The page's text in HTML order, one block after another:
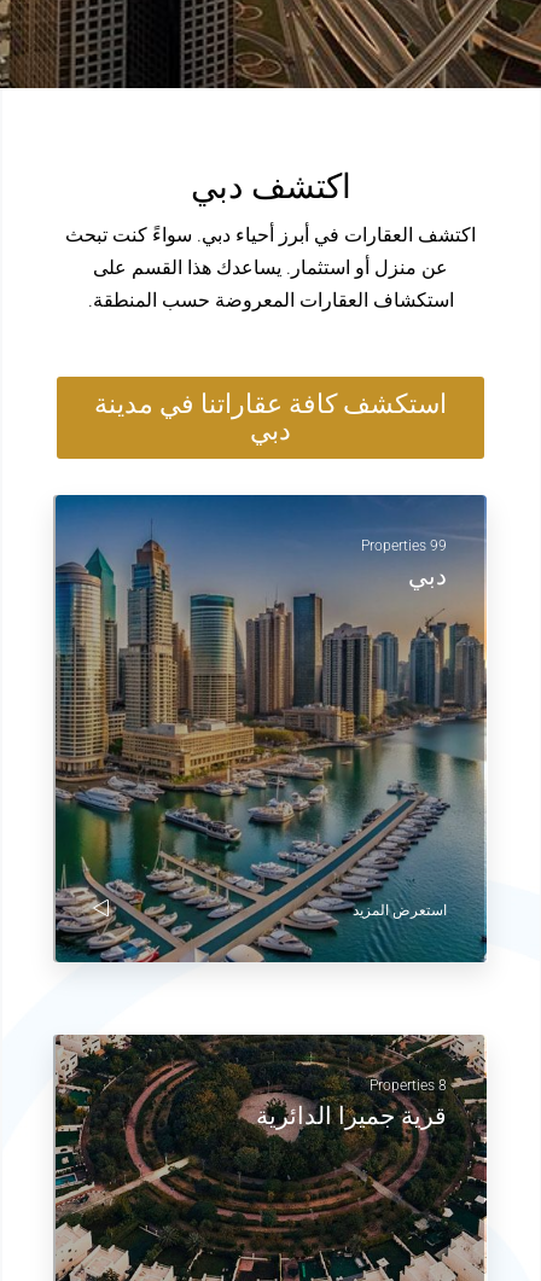
اكتشف دبي
اكتشف العقارات في أبرز أحياء دبي. سواءً كنت تبحث
عن منزل أو استثمار. يساعدك هذا القسم على
استكشاف العقارات المعروضة حسب المنطقة.
استكشف كافة عقاراتنا في مدينة
دبي
99 Properties
دبي
استعرض المزيد
8 Properties
قرية جميرا الدائرية